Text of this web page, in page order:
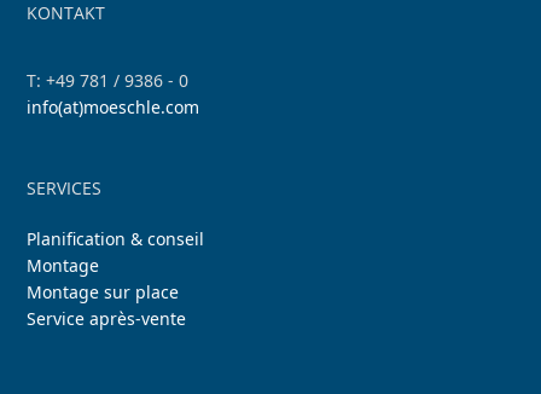
KONTAKT
T: +49 781 / 9386 - 0
info(at)moeschle.com
SERVICES
Planification & conseil
Montage
Montage sur place
Service après-vente